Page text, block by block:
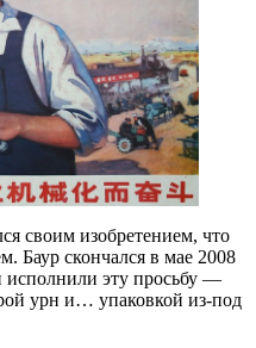
своим изобретением, что
Баур скончался в мае 2008
исполнили эту просьбу —
урн и… упаковкой из-под